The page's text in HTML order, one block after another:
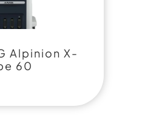
Alpinion X-
60